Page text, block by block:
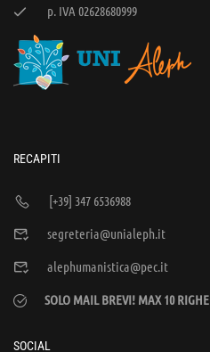
p. IVA 02628680999
RECAPITI
[+39] 347 6536988
segreteria@unialeph.it
alephumanistica@pec.it
SOLO MAIL BREVI! MAX 10 RIGHE
SOCIAL